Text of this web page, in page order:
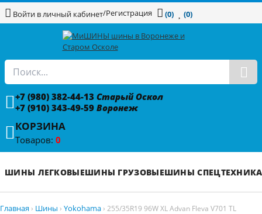
Войти в личный кабинет/Регистрация (0) (0)
+7 (980) 382-44-13 Старый Оскол
+7 (910) 343-49-59 Воронеж
КОРЗИНА
Товаров: 0
ШИНЫ ЛЕГКОВЫЕШИНЫ ГРУЗОВЫЕШИНЫ СПЕЦТЕХНИКА
Главная › Шины › Yokohama › 255/35R19 96W XL Advan Fleva V701 TL